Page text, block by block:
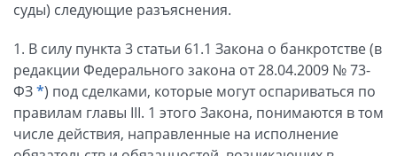
суды) следующие разъяснения.
1. В силу пункта 3 статьи 61.1 Закона о банкротстве (в
редакции Федерального закона от 28.04.2009 № 73-
ФЗ*) под сделками, которые могут оспариваться по
правилам главы III. 1 этого Закона, понимаются в том
числе действия, направленные на исполнение